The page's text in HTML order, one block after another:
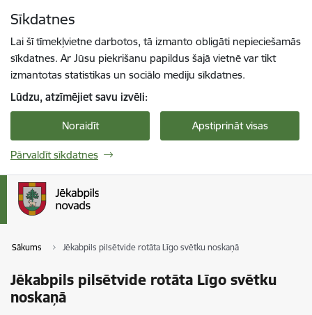
Sīkdatnes
Lai šī tīmekļvietne darbotos, tā izmanto obligāti nepieciešamās
sīkdatnes. Ar Jūsu piekrišanu papildus šajā vietnē var tikt
izmantotas statistikas un sociālo mediju sīkdatnes.
Lūdzu, atzīmējiet savu izvēli:
Noraidīt Apstiprināt visas
Pārvaldīt sīkdatnes
Sākums Jēkabpils pilsētvide rotāta Līgo svētku noskaņā
Jēkabpils pilsētvide rotāta Līgo svētku
noskaņā